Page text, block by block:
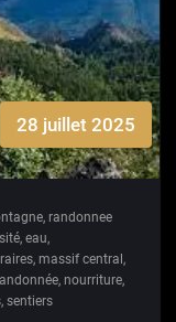
28 juillet 2025
, randonnee
, eau,
, massif central,
, nourriture,
, sentiers